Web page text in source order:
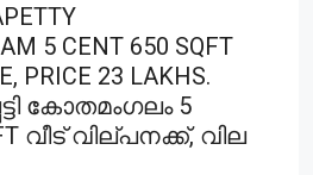
5 CENT 650 SQFT
PRICE 23 LAKHS.
കോതമംഗലം 5
വീട് വില്പനക്ക്, വില